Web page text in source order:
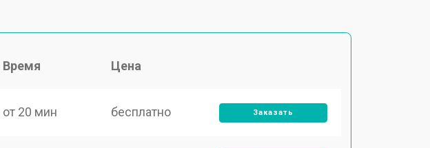
Время Цена
от 20 мин бесплатно Заказать